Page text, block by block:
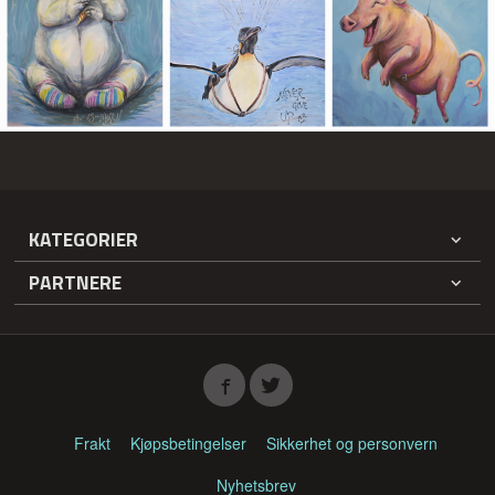
KATEGORIER
PARTNERE
Frakt Kjøpsbetingelser
Sikkerhet og personvern
Nyhetsbrev